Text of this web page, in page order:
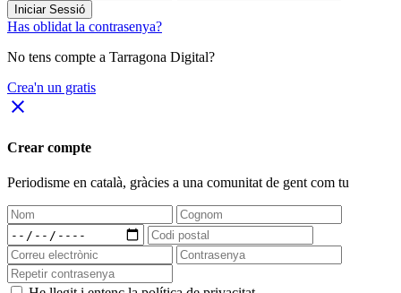
Iniciar Sessió
Has oblidat la contrasenya?
No tens compte a Tarragona Digital?
Crea'n un gratis
close
Crear compte
Periodisme en català, gràcies a una comunitat de gent com tu